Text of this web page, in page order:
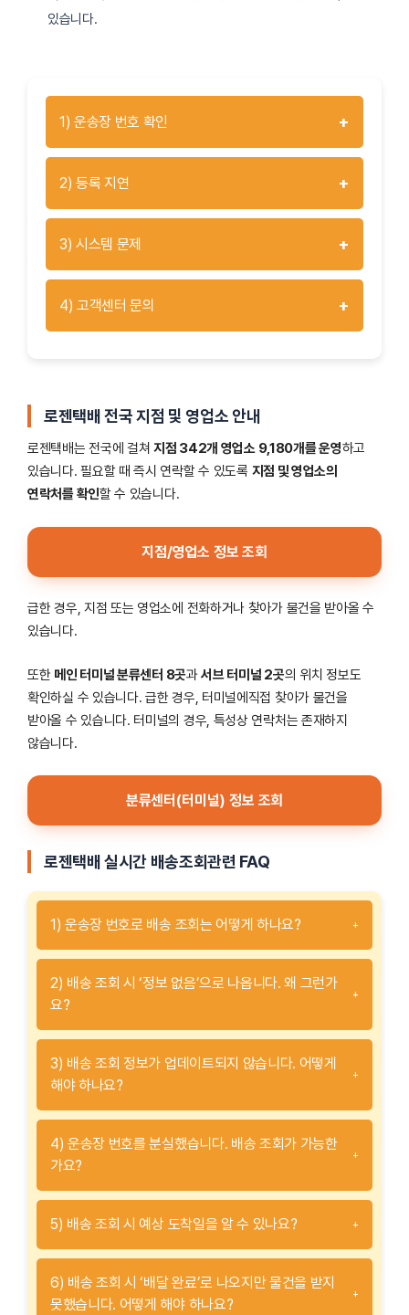
있습니다.
1) 운송장 번호 확인 +
2) 등록 지연 +
3) 시스템 문제 +
4) 고객센터 문의 +
로젠택배 전국 지점 및 영업소 안내
로젠택배는 전국에 걸쳐지점 342개 영업소 9,180개를 운영하고
있습니다. 필요할 때 즉시 연락할 수 있도록 지점 및 영업소의
연락처를 확인할 수 있습니다.
지점/영업소 정보 조회
급한 경우, 지점 또는 영업소에 전화하거나 찾아가 물건을 받아올 수
있습니다.
또한 메인 터미널 분류센터 8곳과서브 터미널 2곳의 위치 정보도
확인하실 수 있습니다. 급한 경우, 터미널에직접 찾아가 물건을
받아올 수 있습니다. 터미널의 경우, 특성상 연락처는 존재하지
않습니다.
분류센터(터미널) 정보 조회
로젠택배 실시간 배송조회관련 FAQ
1) 운송장 번호로 배송 조회는 어떻게 하나요? +
2) 배송 조회 시 ‘정보 없음’으로 나옵니다. 왜 그런가
요?
+
3) 배송 조회 정보가 업데이트되지 않습니다. 어떻게
해야 하나요?
+
4) 운송장 번호를 분실했습니다. 배송 조회가 가능한
가요?
+
5) 배송 조회 시 예상 도착일을 알 수 있나요? +
6) 배송 조회 시 ‘배달 완료’로 나오지만 물건을 받지
못했습니다. 어떻게 해야 하나요?
+